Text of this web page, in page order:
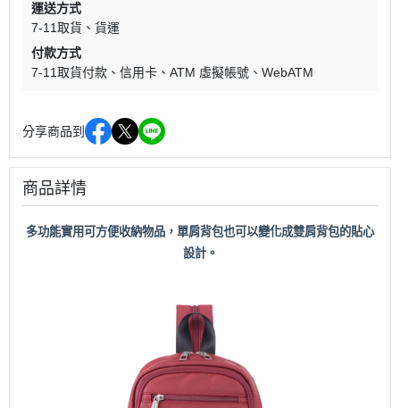
運送方式
7-11取貨
貨運
付款方式
7-11取貨付款
信用卡 ATM 虛擬帳號 WebATM
分享商品到
商品詳情
多功能實用可方便收納物品，單肩背包也可以變化成雙肩背包的貼心
設計。